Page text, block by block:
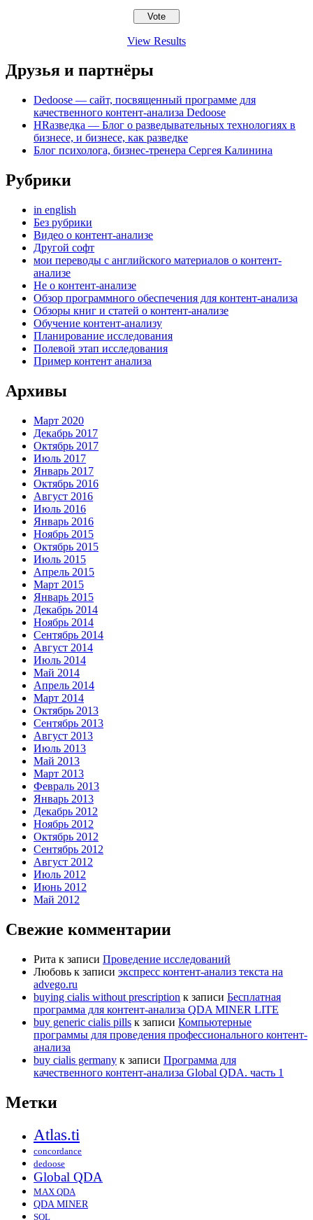
View Results
Друзья и партнёры
Dedoose — сайт, посвященный программе для
качественного контент-анализа Dedoose
HRазведка — Блог о разведывательных технологиях в
бизнесе, и бизнесе, как разведке
Блог психолога, бизнес-тренера Сергея Калинина
Рубрики
in english
Без рубрики
Видео о контент-анализе
Другой софт
мои переводы с английского материалов о контент-
анализе
Не о контент-анализе
Обзор программного обеспечения для контент-анализа
Обзоры книг и статей о контент-анализе
Обучение контент-анализу
Планирование исследования
Полевой этап исследования
Пример контент анализа
Архивы
Март 2020
Декабрь 2017
Октябрь 2017
Июль 2017
Январь 2017
Октябрь 2016
Август 2016
Июль 2016
Январь 2016
Ноябрь 2015
Октябрь 2015
Июль 2015
Апрель 2015
Март 2015
Январь 2015
Декабрь 2014
Ноябрь 2014
Сентябрь 2014
Август 2014
Июль 2014
Май 2014
Апрель 2014
Март 2014
Октябрь 2013
Сентябрь 2013
Август 2013
Июль 2013
Май 2013
Март 2013
Февраль 2013
Январь 2013
Декабрь 2012
Ноябрь 2012
Октябрь 2012
Сентябрь 2012
Август 2012
Июль 2012
Июнь 2012
Май 2012
Свежие комментарии
Рита к записи Проведение исследований
Любовь к записи экспресс контент-анализ текста на
advego.ru
buying cialis without prescription к записи Бесплатная
программа для контент-анализа QDA MINER LITE
buy generic cialis pills к записи Компьютерные
программы для проведения профессионального контент-
анализа
buy cialis germany к записи Программа для
качественного контент-анализа Global QDA. часть 1
Метки
Atlas.ti
concordance
dedoose
Global QDA
MAX QDA
QDA MINER
SQL